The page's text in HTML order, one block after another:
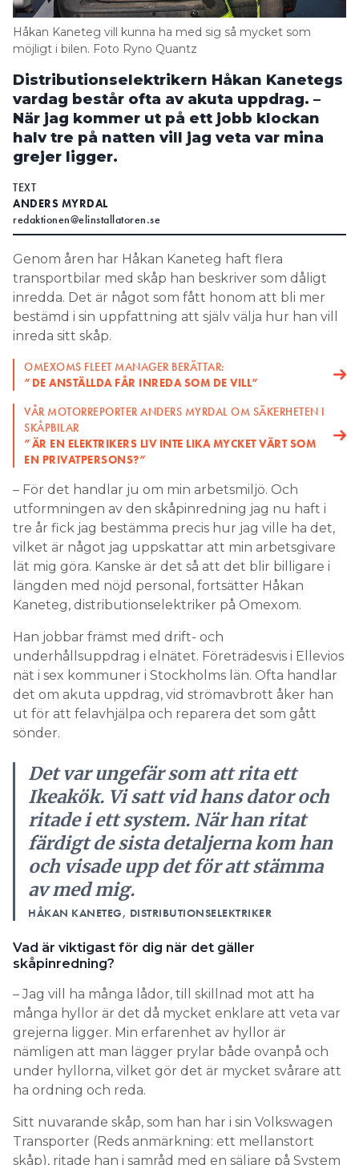
Search for:
SEARCH
Håkan Kaneteg vill kunna ha med sig så mycket som
möjligt i bilen. Foto Ryno Quantz
Distributionselektrikern Håkan Kanetegs
vardag består ofta av akuta uppdrag. –
När jag kommer ut på ett jobb klockan
halv tre på natten vill jag veta var mina
grejer ligger.
TEXT
ANDERS MYRDAL
redaktionen@elinstallatoren.se
Genom åren har Håkan Kaneteg haft flera
transportbilar med skåp han beskriver som dåligt
inredda. Det är något som fått honom att bli mer
bestämd i sin uppfattning att själv välja hur han vill
inreda sitt skåp.
OMEXOMS FLEET MANAGER BERÄTTAR:
”DE ANSTÄLLDA FÅR INREDA SOM DE VILL”
VÅR MOTORREPORTER ANDERS MYRDAL OM SÄKERHETEN I
SKÅPBILAR
”ÄR EN ELEKTRIKERS LIV INTE LIKA MYCKET VÄRT SOM
EN PRIVATPERSONS?”
– För det handlar ju om min arbetsmiljö. Och
utformningen av den skåpinredning jag nu haft i
tre år fick jag bestämma precis hur jag ville ha det,
vilket är något jag uppskattar att min arbetsgivare
lät mig göra. Kanske är det så att det blir billigare i
längden med nöjd personal, fortsätter Håkan
Kaneteg, distributionselektriker på Omexom.
Han jobbar främst med drift- och
underhållsuppdrag i elnätet. Företrädesvis i Ellevios
nät i sex kommuner i Stockholms län. Ofta handlar
det om akuta uppdrag, vid strömavbrott åker han
ut för att felavhjälpa och reparera det som gått
sönder.
Det var ungefär som att rita ett
Ikeakök. Vi satt vid hans dator och
ritade i ett system. När han ritat
färdigt de sista detaljerna kom han
och visade upp det för att stämma
av med mig.
HÅKAN KANETEG, DISTRIBUTIONSELEKTRIKER
Vad är viktigast för dig när det gäller
skåpinredning?
– Jag vill ha många lådor, till skillnad mot att ha
många hyllor är det då mycket enklare att veta var
grejerna ligger. Min erfarenhet av hyllor är
nämligen att man lägger prylar både ovanpå och
under hyllorna, vilket gör det är mycket svårare att
ha ordning och reda.
Sitt nuvarande skåp, som han har i sin Volkswagen
Transporter (Reds anmärkning: ett mellanstort
skåp), ritade han i samråd med en säljare på System